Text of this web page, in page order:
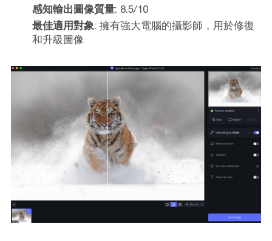
感知輸出圖像質量: 8.5/10
最佳適用對象: 擁有強大電腦的攝影師，用於修復
和升級圖像